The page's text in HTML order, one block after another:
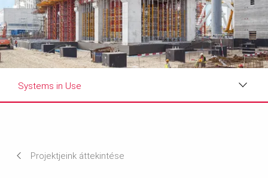
Systems in Use
Projektjeink áttekintése